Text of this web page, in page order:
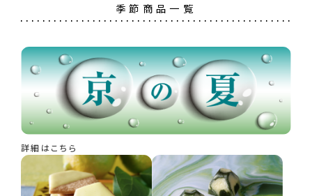
季節商品一覧
詳細はこちら